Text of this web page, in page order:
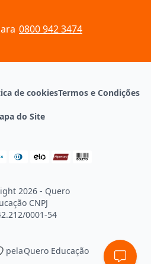
0800 942 3474
de cookiesTermos e Condições
do Site
2026 - Quero
CNPJ
0001-54
pelaQuero Educação